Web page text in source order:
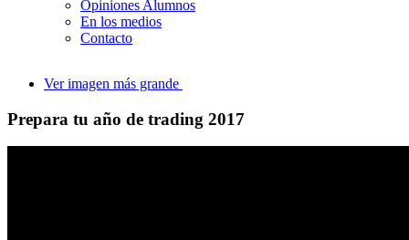
Opiniones Alumnos
En los medios
Contacto
Ver imagen más grande
Prepara tu año de trading 2017